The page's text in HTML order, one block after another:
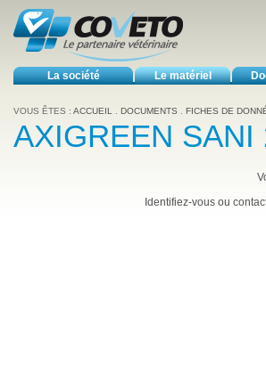
La société Le matériel
VOUS ÊTES : ACCUEIL DOCUMENTS FICHES DE
AXIGREEN SANI
Identifiez-vous ou